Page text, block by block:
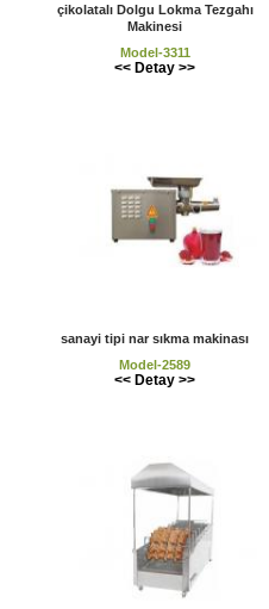
çikolatalı Dolgu Lokma Tezgahı
Makinesi
Model-3311
<< Detay >>
sanayi tipi nar sıkma makinası
Model-2589
<< Detay >>